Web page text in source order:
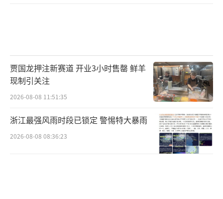
贾国龙押注新赛道 开业3小时售罄 鲜羊
现制引关注
2026-08-08 11:51:35
浙江最强风雨时段已锁定 警惕特大暴雨
2026-08-08 08:36:23